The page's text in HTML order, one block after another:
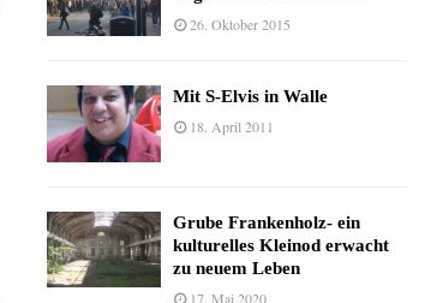
26. Oktober 2015
Mit S-Elvis in Walle
18. April 2011
Grube Frankenholz- ein
kulturelles Kleinod erwacht
zu neuem Leben
17. Mai 2020